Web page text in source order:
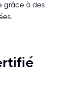
grâce à des